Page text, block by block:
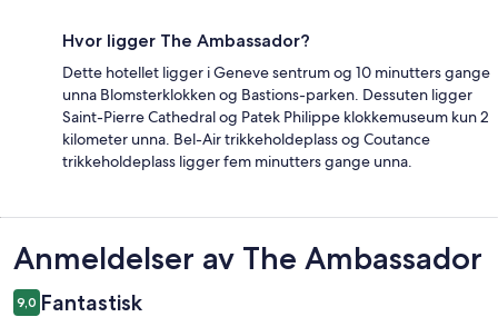
Hvor ligger The Ambassador?
Dette hotellet ligger i Geneve sentrum og 10 minutters gange
unna Blomsterklokken og Bastions-parken. Dessuten ligger
Saint-Pierre Cathedral og Patek Philippe klokkemuseum kun 2
kilometer unna. Bel-Air trikkeholdeplass og Coutance
trikkeholdeplass ligger fem minutters gange unna.
Anmeldelser
Anmeldelser av The Ambassador
9,0 Fantastisk